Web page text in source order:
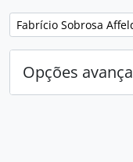
Remover filtro:
Fabrício Sobrosa
Opções